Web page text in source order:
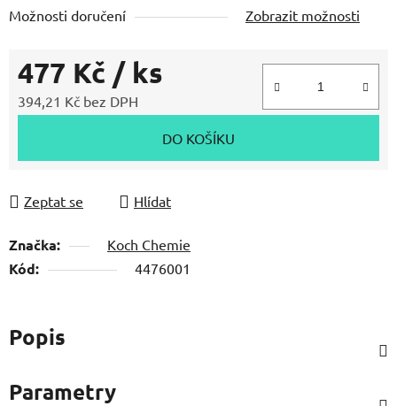
Možnosti doručení
Zobrazit možnosti
477 Kč / ks
394,21 Kč bez DPH
DO KOŠÍKU
Zeptat se Hlídat
Značka: Koch Chemie
Kód: 4476001
Popis
Parametry